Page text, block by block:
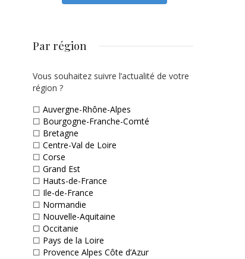
Par région
Vous souhaitez suivre l’actualité de votre
région ?
☐ Auvergne-Rhône-Alpes
☐ Bourgogne-Franche-Comté
☐ Bretagne
☐ Centre-Val de Loire
☐ Corse
☐ Grand Est
☐ Hauts-de-France
☐ Ile-de-France
☐ Normandie
☐ Nouvelle-Aquitaine
☐ Occitanie
☐ Pays de la Loire
☐ Provence Alpes Côte d’Azur